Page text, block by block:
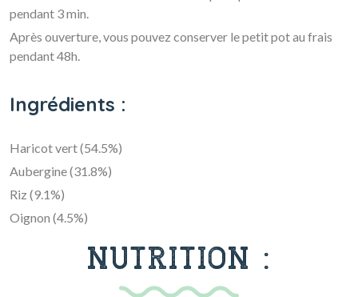
pendant 3 min.
Après ouverture, vous pouvez conserver le petit pot au frais
pendant 48h.
Ingrédients :
Haricot vert (54.5%)
Aubergine (31.8%)
Riz (9.1%)
Oignon (4.5%)
NUTRITION :